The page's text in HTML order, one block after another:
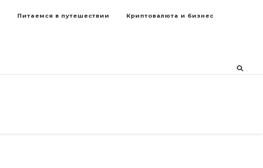
Питаемся в путешествии Криптовалюта и бизнес